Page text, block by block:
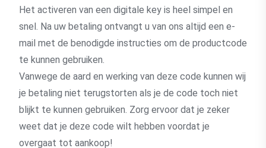
Het activeren van een digitale key is heel simpel en
snel. Na uw betaling ontvangt u van ons altijd een e-
mail met de benodigde instructies om de productcode
te kunnen gebruiken.
Vanwege de aard en werking van deze code kunnen wij
je betaling niet terugstorten als je de code toch niet
blijkt te kunnen gebruiken. Zorg ervoor dat je zeker
weet dat je deze code wilt hebben voordat je
overgaat tot aankoop!